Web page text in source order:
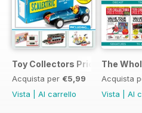
Toy Collectors Price Guide -
Acquista per €5,99
Vista
Al carrello
The
Acquista
Vista
Al